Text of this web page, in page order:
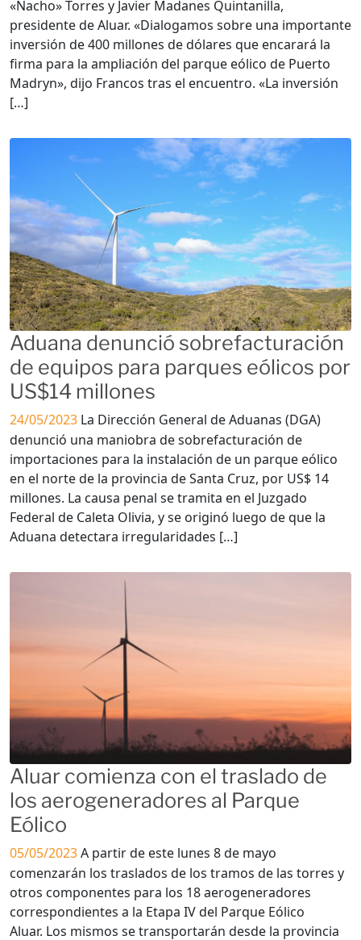
«Nacho» Torres y Javier Madanes Quintanilla,
presidente de Aluar. «Dialogamos sobre una importante
inversión de 400 millones de dólares que encarará la
firma para la ampliación del parque eólico de Puerto
Madryn», dijo Francos tras el encuentro. «La inversión
[…]
Aduana denunció sobrefacturación
de equipos para parques eólicos por
US$14 millones
24/05/2023 La Dirección General de Aduanas (DGA)
denunció una maniobra de sobrefacturación de
importaciones para la instalación de un parque eólico
en el norte de la provincia de Santa Cruz, por US$ 14
millones. La causa penal se tramita en el Juzgado
Federal de Caleta Olivia, y se originó luego de que la
Aduana detectara irregularidades […]
Aluar comienza con el traslado de
los aerogeneradores al Parque
Eólico
05/05/2023A partir de este lunes 8 de mayo
comenzarán los traslados de los tramos de las torres y
otros componentes para los 18 aerogeneradores
correspondientes a la Etapa IV del Parque Eólico
Aluar. Los mismos se transportarán desde la provincia